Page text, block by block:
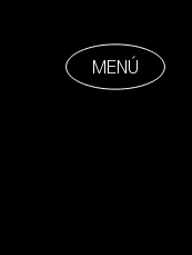
MENÚ